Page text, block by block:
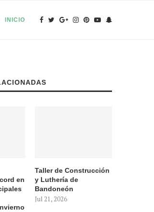
INICIO
en
Taller de Construcción
y Luthería de
Bandoneón
Jul 21, 2026